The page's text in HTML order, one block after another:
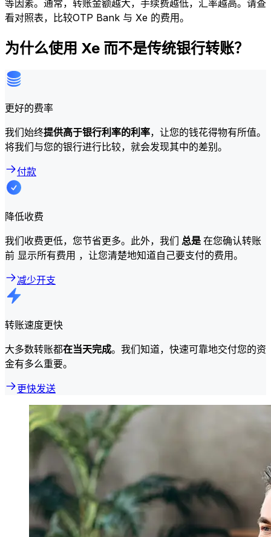
等因素。通常，转账金额越大，手续费越低，汇率越高。请查
看对照表，比较OTP Bank 与 Xe 的费用。
为什么使用 Xe 而不是传统银行转账？
更好的费率
我们始终提供高于银行利率的利率，让您的钱花得物有所值。
将我们与您的银行进行比较，就会发现其中的差别。
付款
降低收费
我们收费更低，您节省更多。此外，我们 总是在您确认转账
前 显示所有费用 ，让您清楚地知道自己要支付的费用。
减少开支
转账速度更快
大多数转账都在当天完成。我们知道，快速可靠地交付您的资
金有多么重要。
更快发送